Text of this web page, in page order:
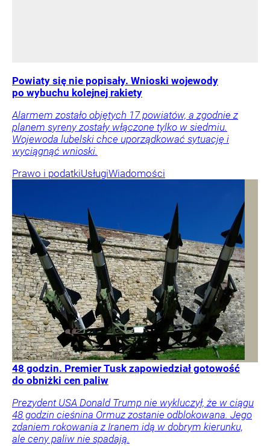
Powiaty się nie popisały. Wnioski wojewody
po wybuchu kolejnej rakiety
Alarmem zostało objętych 17 powiatów, a zgodnie z
planem syreny zostały włączone tylko w siedmiu.
Wojewoda lubelski chce uporządkować sytuację i
wyciągnąć wnioski.
Prawo i podatkiUsługiWiadomości
48 godzin. Premier Tusk zapowiedział gotowość
do obniżki cen paliw
Prezydent USA Donald Trump nie wykluczył, że w ciągu
48 godzin cieśnina Ormuz zostanie odblokowana. Jego
zdaniem rokowania z Iranem idą w dobrym kierunku,
ale ceny paliw nie spadają.